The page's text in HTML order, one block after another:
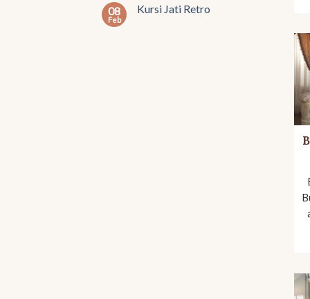
08
Feb
Kursi Jati Retro